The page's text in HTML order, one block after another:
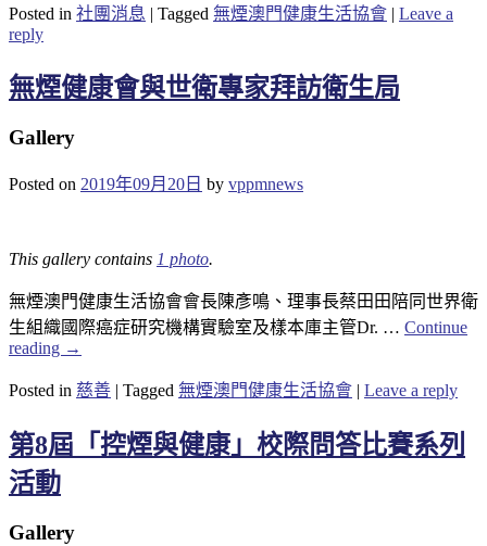
Posted in 社團消息 | Tagged 無煙澳門健康生活協會 | Leave a
reply
無煙健康會與世衛專家拜訪衛生局
Gallery
Posted on 2019年09月20日 by vppmnews
This gallery contains 1 photo.
無煙澳門健康生活協會會長陳彥鳴、理事長蔡田田陪同世界衛
生組織國際癌症研究機構實驗室及樣本庫主管Dr. … Continue
reading →
Posted in 慈善 | Tagged 無煙澳門健康生活協會 | Leave a reply
第8屆「控煙與健康」校際問答比賽系列
活動
Gallery